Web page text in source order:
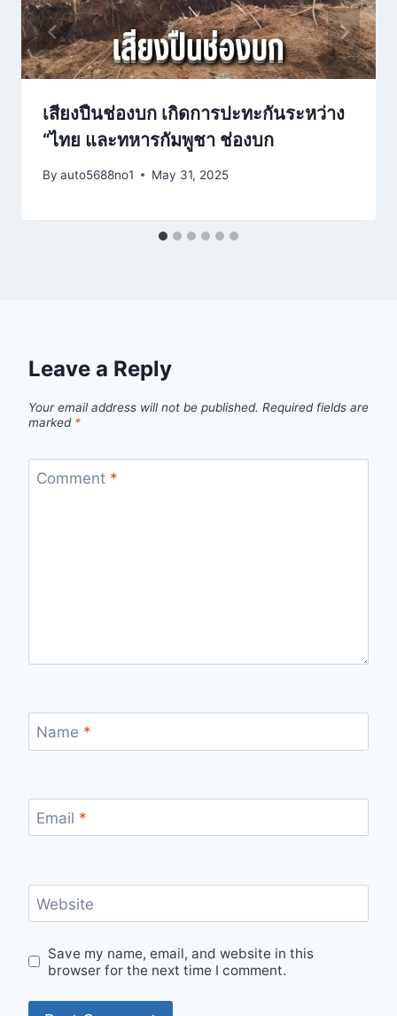
เสียงปืนช่องบก เกิดการปะทะกันระหว่าง
“ไทย และทหารกัมพูชา ช่องบก
By auto5688no1 May 31, 2025
Leave a Reply
Your email address will not be published. Required fields are
marked *
Comment *
Name *
Email *
Website
Save my name, email, and website in this
browser for the next time I comment.